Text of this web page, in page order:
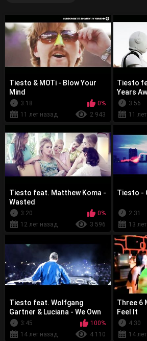
Tiesto & MOTi - Blow Your
Mind
3:18
0%
11 лет назад
2 943
Tiesto
Years
3:56
11
Tiesto feat. Matthew Koma -
Wasted
3:20
0%
12 лет назад
3 596
Tiesto -
2:31
13
Tiesto feat. Wolfgang
Gartner & Luciana - We Own
The Night
3:45
100%
14 лет назад
4 110
Three 6
Feel It
4:30
14